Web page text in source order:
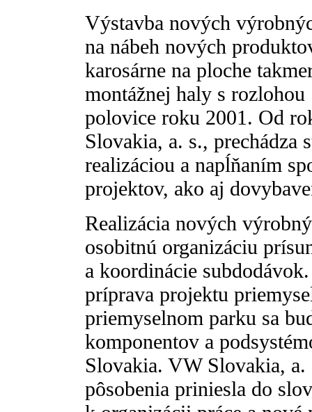
Výstavba nových
na nábeh nových
karosárne na ploche
montážnej haly s
polovice roku 2001. Od
Slovakia, a. s., prechádza
realizáciou a napĺňaním
projektov, ako aj
Realizácia nových
osobitnú organizáciu
a koordinácie
príprava projektu
priemyselnom parku sa
komponentov a
Slovakia. VW Slovakia, a.
pôsobenia priniesla do